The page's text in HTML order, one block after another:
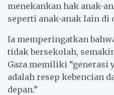
menekankan hak anak-
seperti anak-anak lain di
Ia memperingatkan
tidak bersekolah,
Gaza memiliki “generasi
adalah resep kebencian
depan.”